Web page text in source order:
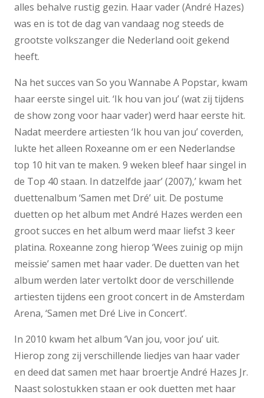
alles behalve rustig gezin. Haar vader (André Hazes)
was en is tot de dag van vandaag nog steeds de
grootste volkszanger die Nederland ooit gekend
heeft.
Na het succes van So you Wannabe A Popstar, kwam
haar eerste singel uit. ‘Ik hou van jou’ (wat zij tijdens
de show zong voor haar vader) werd haar eerste hit.
Nadat meerdere artiesten ‘Ik hou van jou’ coverden,
lukte het alleen Roxeanne om er een Nederlandse
top 10 hit van te maken. 9 weken bleef haar singel in
de Top 40 staan. In datzelfde jaar’ (2007),’ kwam het
duettenalbum ‘Samen met Dré’ uit. De postume
duetten op het album met André Hazes werden een
groot succes en het album werd maar liefst 3 keer
platina. Roxeanne zong hierop ‘Wees zuinig op mijn
meissie’ samen met haar vader. De duetten van het
album werden later vertolkt door de verschillende
artiesten tijdens een groot concert in de Amsterdam
Arena, ‘Samen met Dré Live in Concert’.
In 2010 kwam het album ‘Van jou, voor jou’ uit.
Hierop zong zij verschillende liedjes van haar vader
en deed dat samen met haar broertje André Hazes Jr.
Naast solostukken staan er ook duetten met haar